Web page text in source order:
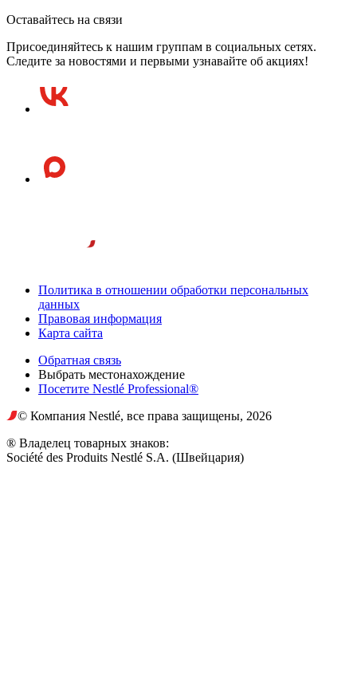
Оставайтесь на связи
Присоединяйтесь к нашим группам в социальных сетях.
Следите за новостями и первыми узнавайте об акциях!
Политика в отношении обработки персональных
данных
Правовая информация
Карта сайта
Обратная связь
Выбрать местонахождение
Посетите Nestlé Professional®
© Компания Nestlé, все права защищены, 2026
® Владелец товарных знаков:
Société des Produits Nestlé S.A. (Швейцария)